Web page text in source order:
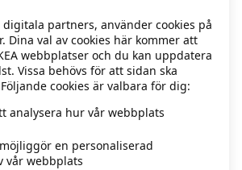
information)
digitala partners, använder cookies på
Dina val av cookies här kommer att
webbplatser och du kan uppdatera
Vissa behövs för att sidan ska
cookies är valbara för dig:
analysera hur vår webbplats
en personaliserad
vår webbplats